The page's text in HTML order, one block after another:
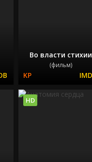
Во власти стихии
(фильм)
HD